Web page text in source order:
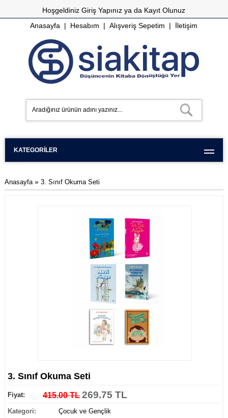
HoşgeldinizGiriş Yapınız ya da Kayıt Olunuz
Anasayfa | Hesabım |Alışveriş Sepetim | İletişim
KATEGORILER
Anasayfa » 3. Sınıf Okuma Seti
3. Sınıf Okuma Seti
Fiyat: 415.00 TL 269.75 TL
Kategori:
Çocuk ve Gençlik